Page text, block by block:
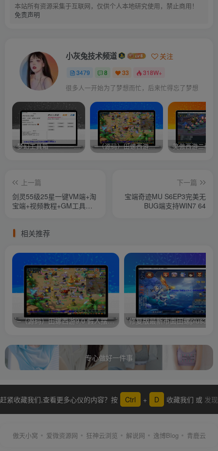
本站所有资源采集于互联网，仅供个人本地研究使用，禁止商用！
免责声明
小灰兔技术频道 关注
3479 8 33 318W+
很多人一开始为了梦想而忙，后来忙得忘了梦想
梦幻工具箱————-免费 –（源码）田螺西游9.0 假人摆摊18门派飞升渡劫化圣助战最新BB谛听…. 笑傲西游二版-
上一篇
剑灵55级25星一键VM端+淘
宝端+视频教程+GM工具
下一篇
宝端奇迹MU S6EP3完美无
BUG端支持WIN7 64
相关推荐
–（源码）田螺西游9.0 假人摆摊18门派飞升渡劫化圣助战最新BB谛听….
专心做好一件事
赶紧收藏我们,查看更多心仪的内容？按 Ctrl + D 收藏我们 或 发现
傲天小窝 爱微资源网 狂神云浏览 解说网 逸博Blog 青鹿云